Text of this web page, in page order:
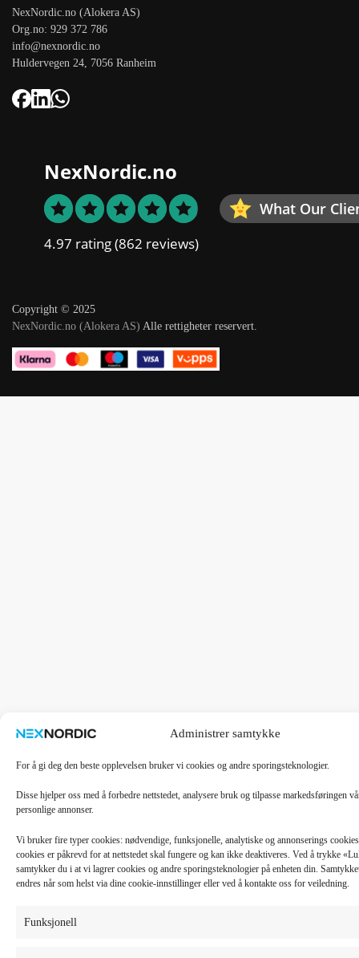
Administrer samtykke
For å gi deg den beste opplevelsen bruker vi cookies og andre sporingsteknologier.
Disse hjelper oss med å forbedre nettstedet, analysere bruk og tilpasse markedsføringen
personlige annonser.
Vi bruker fire typer cookies: nødvendige, funksjonelle, analytiske og annonserings
cookies er påkrevd for at nettstedet skal fungere og kan ikke deaktiveres. Ved å trykke
samtykker du i at vi lagrer cookies og andre sporingsteknologier på enheten din.
endres når som helst via dine cookie-innstillinger eller ved å kontakte oss for veiledning.
Funksjonell
NexNordic.no (Alokera AS)
Org.no: 929 372 786
info@nexnordic.no
Huldervegen 24, 7056 Ranheim
NexNordic.no
What Our
4.97 rating(862 reviews)
Copyright © 2025
NexNordic.no (Alokera AS) Alle rettigheter reservert.